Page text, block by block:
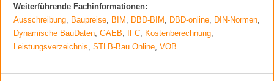
Weiterführende Fachinformationen:
Ausschreibung, Baupreise, BIM , DBD-BIM , DBD-online, DIN-Normen,
Dynamische BauDaten, GAEB, IFC, Kostenberechnung,
Leistungsverzeichnis, STLB-Bau Online, VOB